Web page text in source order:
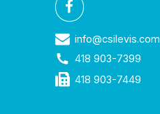
info@csilevis.com
418 903-7399
418 903-7449